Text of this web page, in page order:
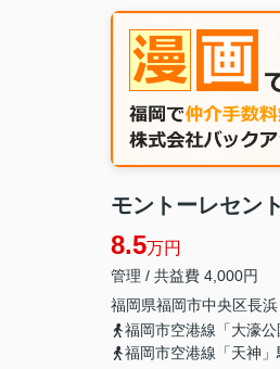
モントーレセン
8.5万円
管理 / 共益費 4,000円
福岡県福岡市中央区長浜
福岡市空港線「大濠
福岡市空港線「天神